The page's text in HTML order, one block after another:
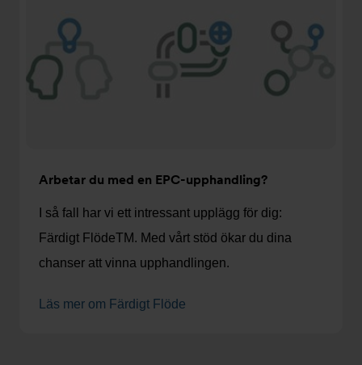
Arbetar du med en EPC-upphandling?
I så fall har vi ett intressant upplägg för dig:
Färdigt FlödeTM. Med vårt stöd ökar du dina
chanser att vinna upphandlingen.
Läs mer om Färdigt Flöde